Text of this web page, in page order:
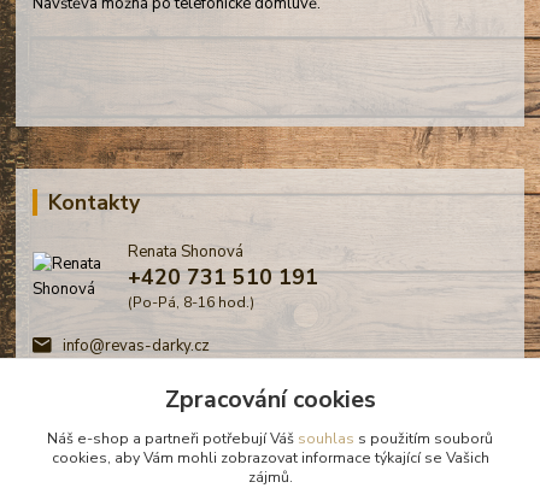
Kontakty
Renata Shonová
+420 731 510 191
(Po-Pá, 8-16 hod.)
info@revas-darky.cz
Zpracování cookies
Náš e-shop a partneři potřebují Váš souhlas s použitím souborů
cookies, aby Vám mohli zobrazovat informace týkající se Vašich
zájmů.